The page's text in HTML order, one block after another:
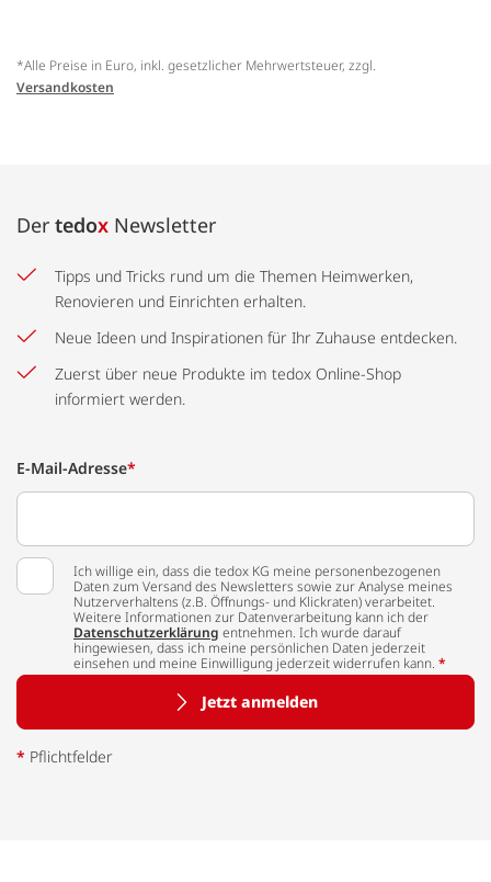
*Alle Preise in Euro, inkl. gesetzlicher Mehrwertsteuer, zzgl.
Versandkosten
Der tedox Newsletter
Tipps und Tricks rund um die Themen Heimwerken,
Renovieren und Einrichten erhalten.
Neue Ideen und Inspirationen für Ihr Zuhause entdecken.
Zuerst über neue Produkte im tedox Online-Shop
informiert werden.
E-Mail-Adresse*
Ich willige ein, dass die tedox KG meine personenbezogenen
Daten zum Versand des Newsletters sowie zur Analyse meines
Nutzerverhaltens (z.B. Öffnungs- und Klickraten) verarbeitet.
Weitere Informationen zur Datenverarbeitung kann ich der
Datenschutzerklärung entnehmen. Ich wurde darauf
hingewiesen, dass ich meine persönlichen Daten jederzeit
einsehen und meine Einwilligung jederzeit widerrufen kann. *
Jetzt anmelden
* Pflichtfelder